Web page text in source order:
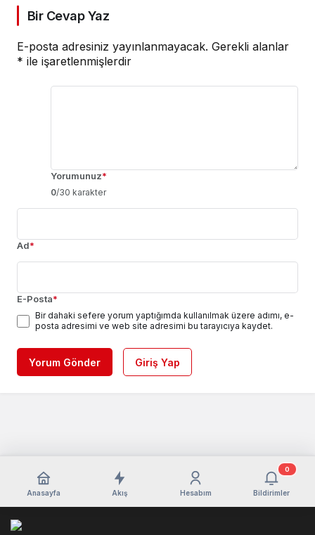
Bir Cevap Yaz
E-posta adresiniz yayınlanmayacak. Gerekli alanlar
* ile işaretlenmişlerdir
Yorumunuz*
0/30 karakter
Ad*
E-Posta*
Bir dahaki sefere yorum yaptığımda kullanılmak üzere adımı, e-
posta adresimi ve web site adresimi bu tarayıcıya kaydet.
Yorum Gönder Giriş Yap
Anasayfa Akış Hesabım Bildirimler
0